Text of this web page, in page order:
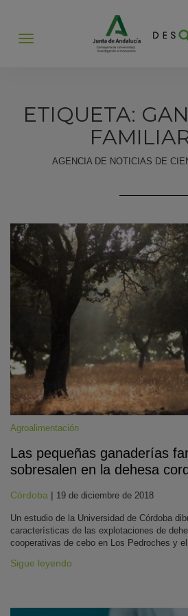
Abrir
ETIQUETA:
AGENCIA DE NOTICIAS DE
Agroalimentación
Las pequeñas ganaderías
sobresalen en la dehesa
Córdoba | 19 de diciembre de 2018
Un estudio de la Universidad de Córdoba
características de las explotaciones de
cooperativas de cebo en Los Pedroches y
Sigue leyendo